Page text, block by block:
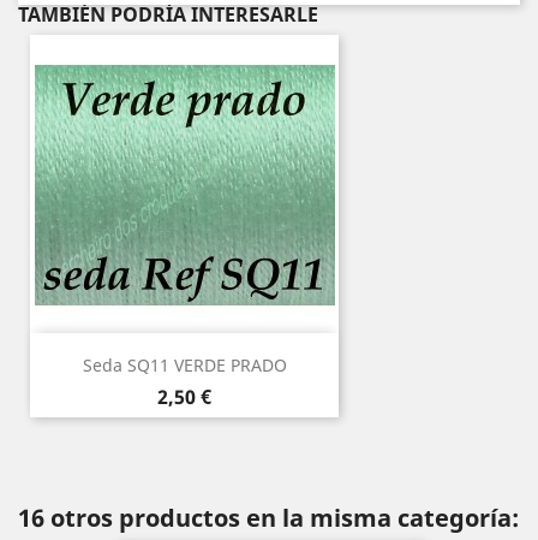
TAMBIÉN PODRÍA INTERESARLE
Seda SQ11 VERDE PRADO
Precio
2,50 €
16 otros productos en la misma categoría: